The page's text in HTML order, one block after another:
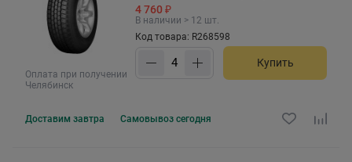
Оплата при получении
Челябинск
4 760 ₽
В наличии > 12 шт.
Код товара: R268598
Купить
Доставим завтра Самовывоз сегодня